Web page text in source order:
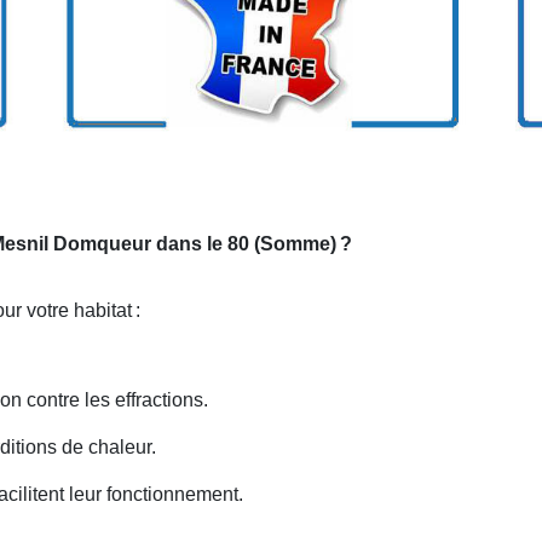
Domqueur dans le 80 (Somme) ?
votre habitat :
contre les effractions.
de chaleur.
leur fonctionnement.